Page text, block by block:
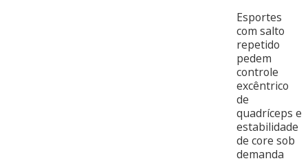
Esportes
com salto
repetido
pedem
controle
excêntrico
de
quadríceps e
estabilidade
de core sob
demanda